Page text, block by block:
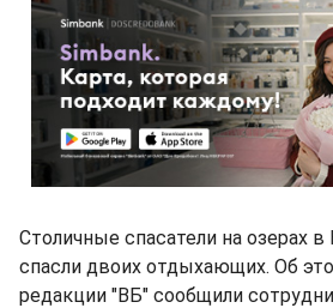
Столичные спасатели на озерах
спасли двоих отдыхающих. Об
редакции "ВБ" сообщили